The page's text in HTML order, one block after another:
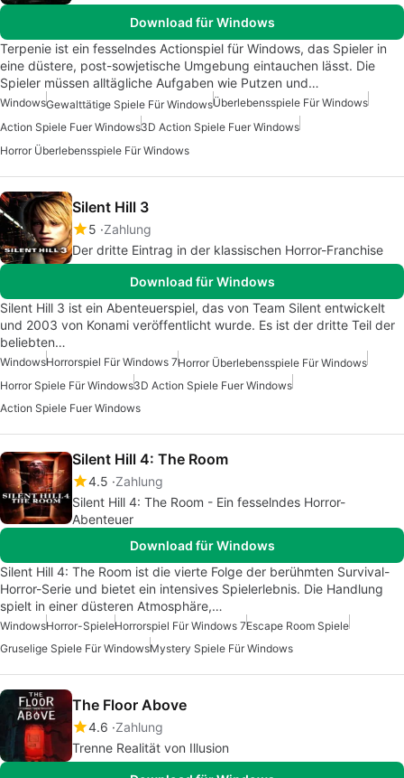
Download für Windows
Terpenie ist ein fesselndes Actionspiel für Windows, das Spieler in
eine düstere, post-sowjetische Umgebung eintauchen lässt. Die
Spieler müssen alltägliche Aufgaben wie Putzen und…
WindowsGewalttätige Spiele Für WindowsÜberlebensspiele Für Windows
Action Spiele Fuer Windows3D Action Spiele Fuer Windows
Horror Überlebensspiele Für Windows
Silent Hill 3
5 Zahlung
Der dritte Eintrag in der klassischen Horror-Franchise
Download für Windows
Silent Hill 3 ist ein Abenteuerspiel, das von Team Silent entwickelt
und 2003 von Konami veröffentlicht wurde. Es ist der dritte Teil der
beliebten…
WindowsHorrorspiel Für Windows 7Horror Überlebensspiele Für Windows
Horror Spiele Für Windows3D Action Spiele Fuer Windows
Action Spiele Fuer Windows
Silent Hill 4: The Room
4.5 Zahlung
Silent Hill 4: The Room - Ein fesselndes Horror-
Abenteuer
Download für Windows
Silent Hill 4: The Room ist die vierte Folge der berühmten Survival-
Horror-Serie und bietet ein intensives Spielerlebnis. Die Handlung
spielt in einer düsteren Atmosphäre,…
WindowsHorror-SpieleHorrorspiel Für Windows 7Escape Room Spiele
Gruselige Spiele Für WindowsMystery Spiele Für Windows
The Floor Above
4.6 Zahlung
Trenne Realität von Illusion